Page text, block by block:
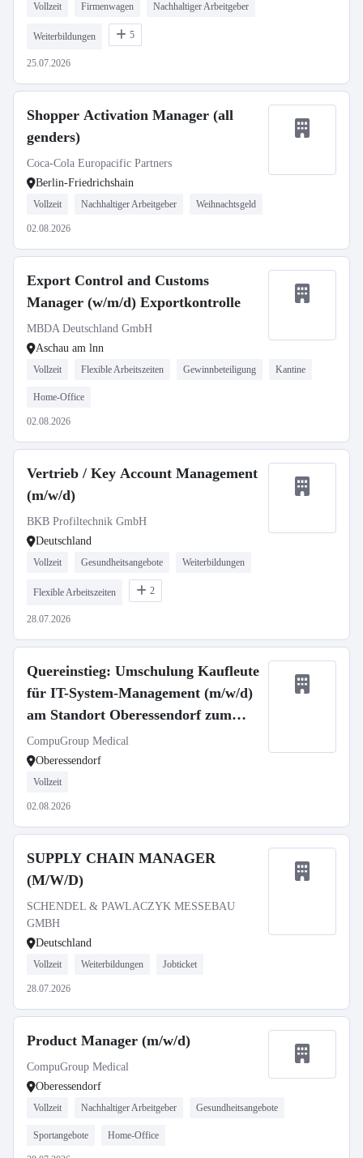
Vollzeit Firmenwagen Nachhaltiger Arbeitgeber
Weiterbildungen 5
25.07.2026
Shopper Activation Manager (all
genders)
Coca-Cola Europacific Partners
Berlin-Friedrichshain
Vollzeit Nachhaltiger Arbeitgeber Weihnachtsgeld
02.08.2026
Export Control and Customs
Manager (w/m/d) Exportkontrolle
MBDA Deutschland GmbH
Aschau am lnn
Vollzeit Flexible Arbeitszeiten Gewinnbeteiligung Kantine
Home-Office
02.08.2026
Vertrieb / Key Account Management
(m/w/d)
BKB Profiltechnik GmbH
Deutschland
Vollzeit Gesundheitsangebote Weiterbildungen
Flexible Arbeitszeiten 2
28.07.2026
Quereinstieg: Umschulung Kaufleute
für IT-System-Management (m/w/d)
am Standort Oberessendorf zum
01.09.2026
CompuGroup Medical
Oberessendorf
Vollzeit
02.08.2026
SUPPLY CHAIN MANAGER
(M/W/D)
SCHENDEL & PAWLACZYK MESSEBAU
GMBH
Deutschland
Vollzeit Weiterbildungen Jobticket
28.07.2026
Product Manager (m/w/d)
CompuGroup Medical
Oberessendorf
Vollzeit Nachhaltiger Arbeitgeber Gesundheitsangebote
Sportangebote Home-Office